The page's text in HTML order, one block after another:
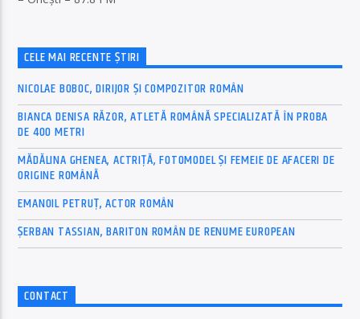
CELE MAI RECENTE ȘTIRI
NICOLAE BOBOC, DIRIJOR ȘI COMPOZITOR ROMÂN
BIANCA DENISA RĂZOR, ATLETĂ ROMÂNĂ SPECIALIZATĂ ÎN PROBA
DE 400 METRI
MĂDĂLINA GHENEA, ACTRIȚĂ, FOTOMODEL ȘI FEMEIE DE AFACERI DE
ORIGINE ROMÂNĂ
EMANOIL PETRUȚ, ACTOR ROMÂN
ȘERBAN TASSIAN, BARITON ROMÂN DE RENUME EUROPEAN
CONTACT